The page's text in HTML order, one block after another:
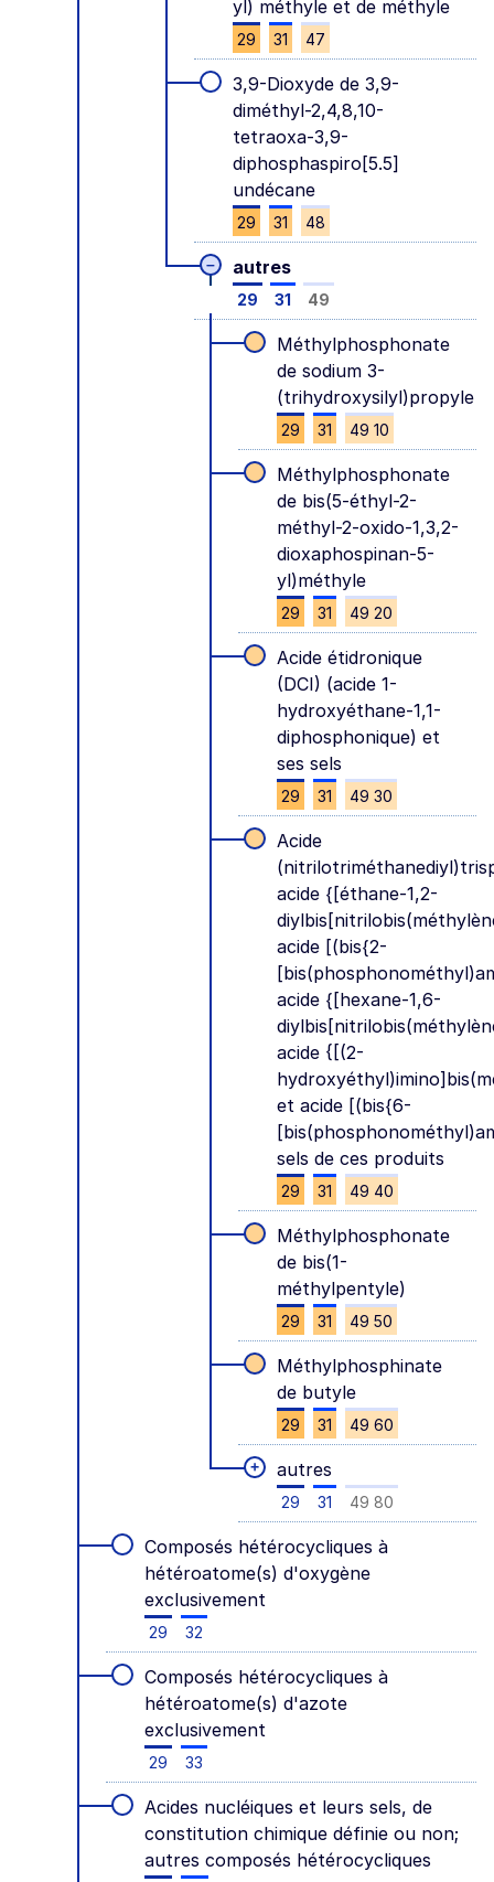
yl) méthyle et de méthyle
29 31 47
3,9-Dioxyde de 3,9-
diméthyl-2,4,8,10-
tetraoxa-3,9-
diphosphaspiro[5.5]
undécane
29 31 48
– autres
29 31 49
Méthylphosphonate
de sodium 3-
(trihydroxysilyl)propyle
29 31 49 10
Méthylphosphonate
de bis(5-éthyl-2-
méthyl-2-oxido-1,3,2-
dioxaphospinan-5-
yl)méthyle
29 31 49 20
Acide étidronique
(DCI) (acide 1-
hydroxyéthane-1,1-
diphosphonique) et
ses sels
29 31 49 30
Acide
acide {[éthane-1,2-
acide [(bis{2-
acide {[hexane-1,6-
acide {[(2-
et acide [(bis{6-
sels de ces produits
29 31 49 40
Méthylphosphonate
de bis(1-
méthylpentyle)
29 31 49 50
Méthylphosphinate
de butyle
29 31 49 60
+ autres
29 31 49 80
Composés hétérocycliques à
hétéroatome(s) d'oxygène
exclusivement
29 32
Composés hétérocycliques à
hétéroatome(s) d'azote
exclusivement
29 33
Acides nucléiques et leurs sels, de
constitution chimique définie ou non;
autres composés hétérocycliques